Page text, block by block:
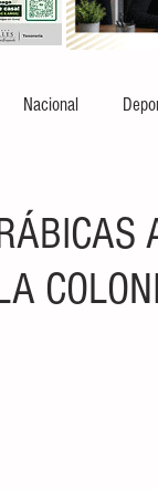
Nacional